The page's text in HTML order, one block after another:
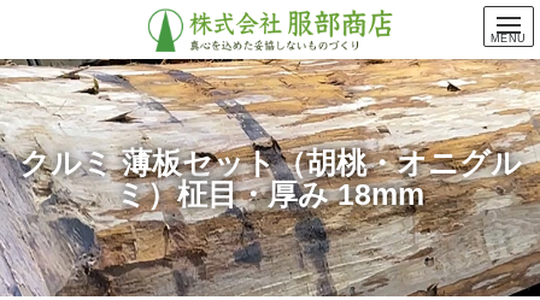
テ
ン
ツ
に
移
動
ゲ
ー
シ
ョ
ン
に
移
動
クルミ 薄板セット（胡桃・オニグル
ミ）柾目・厚み 18mm
MENU